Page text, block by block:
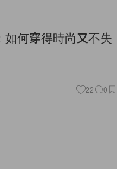
何穿得時尚又不失
22 0